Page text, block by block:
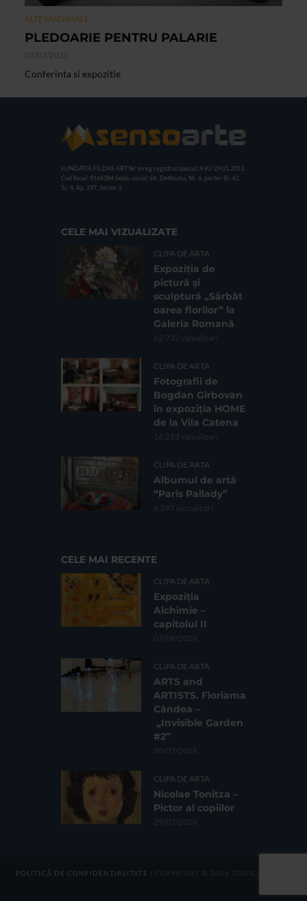
ALTE MATERIALE
PLEDOARIE PENTRU PALARIE
02/02/2015
Conferinta si expozitie
FUNDATIA FILDAS ART Nr inreg registrul special: 4 PJ/ 29.01.2013
Cod fiscal: 9164384 Sediu social: Str. Delfinului, Nr. 6, parter Bl. 42,
Sc. 4, Ap. 197, Sector 2
CELE MAI VIZUALIZATE
CLIPA DE ARTA
Expoziția de
pictură și
sculptură „Sărbăt
oarea florilor” la
Galeria Romană
62.732 vizualizari
CLIPA DE ARTA
Fotografii de
Bogdan Gîrbovan
în expoziția HOME
de la Vila Catena
16.213 vizualizari
CLIPA DE ARTA
Albumul de artă
“Paris Pallady”
6.597 vizualizari
CELE MAI RECENTE
CLIPA DE ARTA
Expoziția
Alchimie –
capitolul II
07/08/2026
CLIPA DE ARTA
ARTS and
ARTISTS. Floriama
Cândea –
„Invisible Garden
#2”
30/07/2026
CLIPA DE ARTA
Nicolae Tonitza –
Pictor al copiilor
29/07/2026
POLITICĂ DE CONFIDENȚIALITATE | COPYRIGHT © 2026 TONICA GROUP